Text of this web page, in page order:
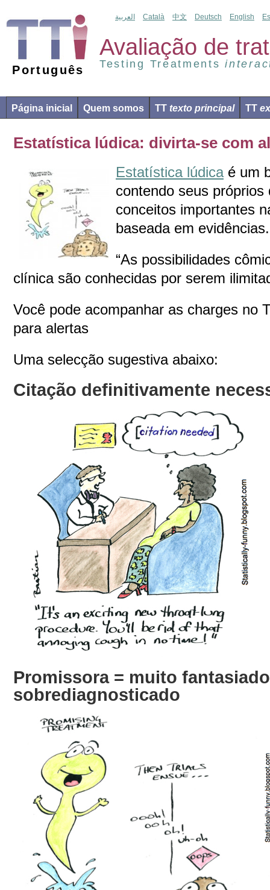
Português
Avaliação de
Testing Treatments
العربية Català 中文 Deutsch English
Página inicial Quem somos TT texto principal TT
Estatística lúdica: divirta-se com
Estatística lúdicaé um
contendo seus
conceitos importantes
baseada em evidências.
“As possibilidades
clínica são conhecidas por serem
Você pode acompanhar as charges no
para alertas
Uma selecção sugestiva abaixo:
Citação definitivamente
Promissora = muito
sobrediagnosticado